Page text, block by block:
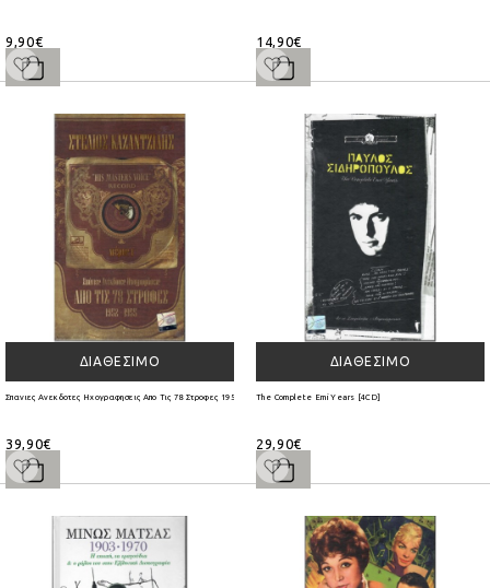
9,90€ 14,90€
ΔΙΑΘΈΣΙΜΟ
Σπανιες Ανεκδοτες Ηχογραφησεις Απο Τις 78 Στροφες 1952 - 1955 Μερος Ι [4 CD]
39,90€
ΔΙΑΘΈΣΙΜΟ
The Complete Emi Years [4CD]
29,90€